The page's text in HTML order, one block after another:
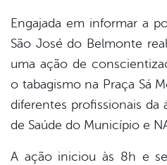
Engajada em informar a
São José do Belmonte
uma ação de
o tabagismo na Praça Sá
diferentes profissionais da
de Saúde do Município e
A ação iniciou às 8h e